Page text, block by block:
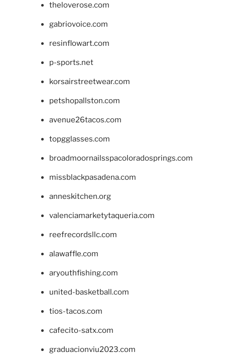
theloverose.com
gabriovoice.com
resinflowart.com
p-sports.net
korsairstreetwear.com
petshopallston.com
avenue26tacos.com
topgglasses.com
broadmoornailsspacoloradosprings.com
missblackpasadena.com
anneskitchen.org
valenciamarketytaqueria.com
reefrecordsllc.com
alawaffle.com
aryouthfishing.com
united-basketball.com
tios-tacos.com
cafecito-satx.com
graduacionviu2023.com